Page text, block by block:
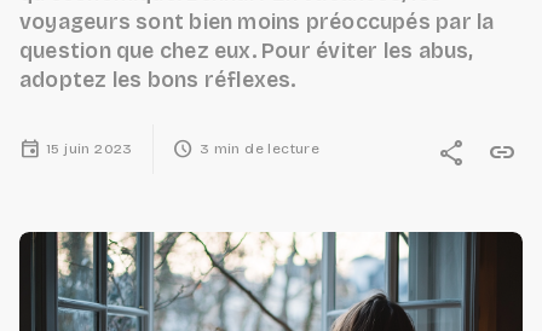
voyageurs sont bien moins préoccupés par la
question que chez eux. Pour éviter les abus,
adoptez les bons réflexes.
event 15 juin 2023 schedule 3 min de lecture share link